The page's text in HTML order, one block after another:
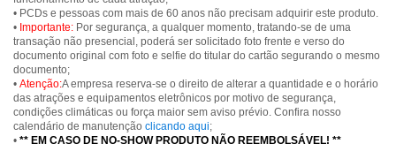
• PCDs e pessoas com mais de 60 anos não precisam adquirir este produto.
• Importante: Por segurança, a qualquer momento, tratando-se de uma
transação não presencial, poderá ser solicitado foto frente e verso do
documento original com foto e selfie do titular do cartão segurando o mesmo
documento;
• Atenção:A empresa reserva-se o direito de alterar a quantidade e o horário
das atrações e equipamentos eletrônicos por motivo de segurança,
condições climáticas ou força maior sem aviso prévio. Confira nosso
calendário de manutenção clicando aqui;
• ** EM CASO DE NO-SHOW PRODUTO NÃO REEMBOLSÁVEL! **